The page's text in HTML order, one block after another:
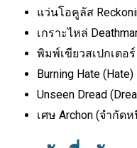
แว่นโอคูลัส
เกราะไหล่
พิมพ์เขียวสเปกเตอร์
Burning Hate (Hate)
Unseen Dread
เศษ Archon (จำกัด